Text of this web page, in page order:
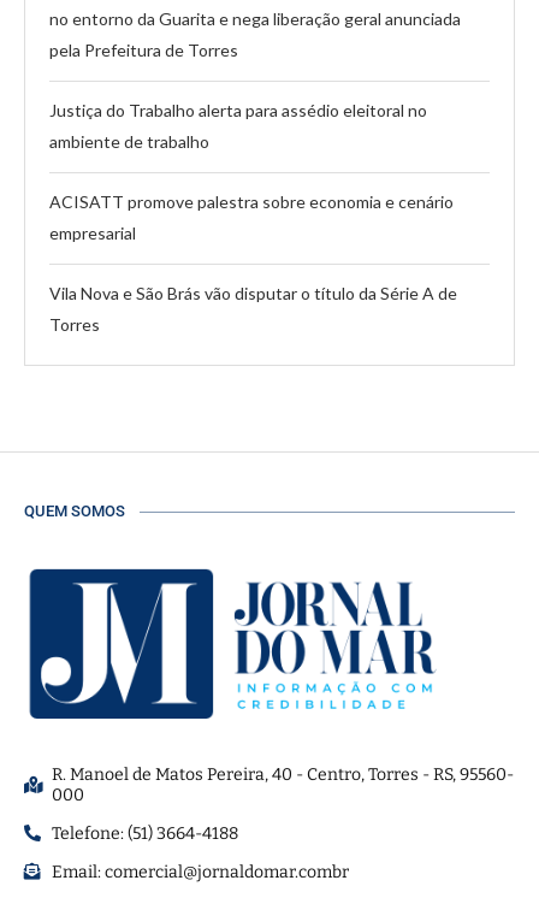
no entorno da Guarita e nega liberação geral anunciada
pela Prefeitura de Torres
Justiça do Trabalho alerta para assédio eleitoral no
ambiente de trabalho
ACISATT promove palestra sobre economia e cenário
empresarial
Vila Nova e São Brás vão disputar o título da Série A de
Torres
QUEM SOMOS
R. Manoel de Matos Pereira, 40 - Centro, Torres - RS, 95560-
000
Telefone: (51) 3664-4188
Email:comercial@jornaldomar.combr